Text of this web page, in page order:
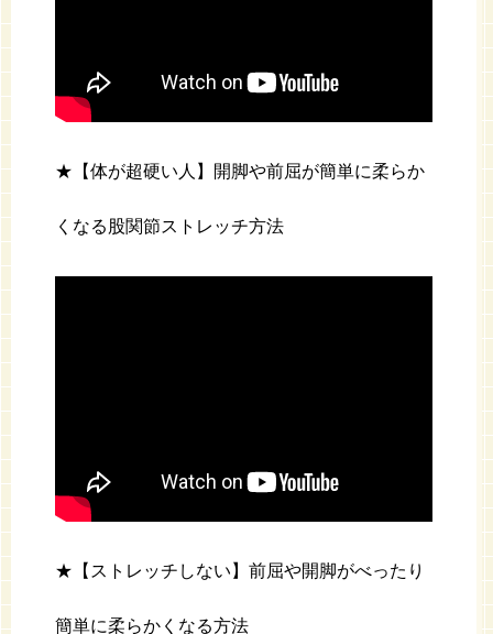
★【体が超硬い人】開脚や前屈が簡単に柔らか
くなる股関節ストレッチ方法
★【ストレッチしない】前屈や開脚がべったり
簡単に柔らかくなる方法